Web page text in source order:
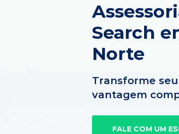
Search
Norte
Transforme
vantagem
FALE COM UM